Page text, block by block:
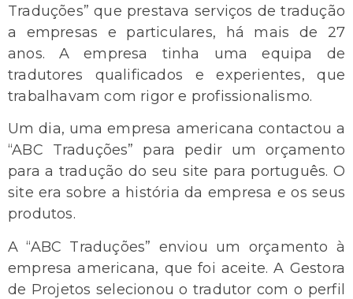
Traduções” que prestava serviços de tradução
a empresas e particulares, há mais de 27
anos. A empresa tinha uma equipa de
tradutores qualificados e experientes, que
trabalhavam com rigor e profissionalismo.
Um dia, uma empresa americana contactou a
“ABC Traduções” para pedir um orçamento
para a tradução do seu site para português. O
site era sobre a história da empresa e os seus
produtos.
A “ABC Traduções” enviou um orçamento à
empresa americana, que foi aceite. A Gestora
de Projetos selecionou o tradutor com o perfil